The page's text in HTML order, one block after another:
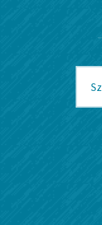
dla: